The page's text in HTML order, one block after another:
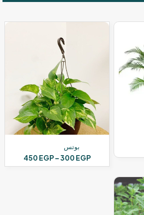
بوتس
300 EGP
–
450 EGP
السعر: